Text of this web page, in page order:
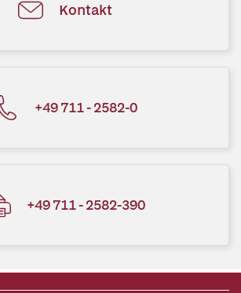
Kontakt
+49 711 - 2582-0
+49 711 - 2582-390